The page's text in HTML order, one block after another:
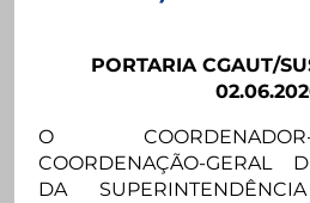
PORTARIA CGAUT/
O
COORDENAÇÃO-GERAL
DA